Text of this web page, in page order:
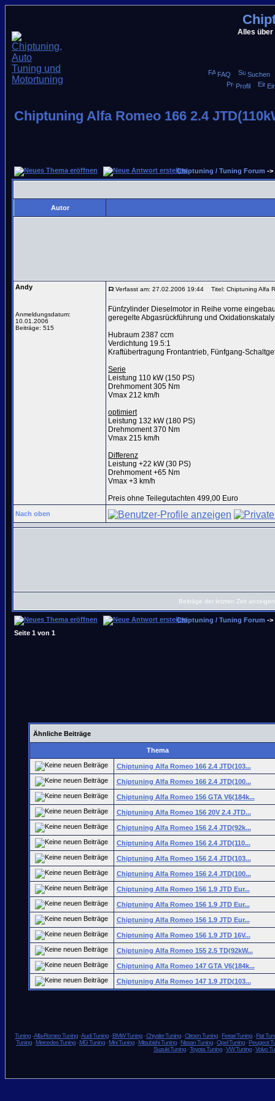
Alles über
FAQ
Suchen
Profil
Chiptuning Alfa Romeo 166 2.4
Chiptuning / Tuning Forum ->
Autor
Andy
Anmeldungsdatum:
10.01.2006
Beiträge: 515
Verfasst am: 27.02.2006 19:44 Titel: Chiptuning Alfa
Fünfzylinder Dieselmotor in Reihe vorne
geregelte Abgasrückführung und
Hubraum 2387 ccm
Verdichtung 19.5:1
Kraftübertragung Frontantrieb, Fünfgang-
Serie
Leistung 110 kW (150 PS)
Drehmoment 305 Nm
Vmax 212 km/h
optimiert
Leistung 132 kW (180 PS)
Drehmoment 370 Nm
Vmax 215 km/h
Differenz
Leistung +22 kW (30 PS)
Drehmoment +65 Nm
Vmax +3 km/h
Preis ohne Teilegutachten 499,00 Euro
Nach oben
Beiträge der letzten Zeit
Chiptuning / Tuning Forum ->
Seite 1 von 1
Ähnliche Beiträge
Thema
Chiptuning Alfa Romeo 166 2.4 JTD(103...
Chiptuning Alfa Romeo 166 2.4 JTD(100...
Chiptuning Alfa Romeo 156 GTA V6(184k...
Chiptuning Alfa Romeo 156 20V 2.4 JTD...
Chiptuning Alfa Romeo 156 2.4 JTD(92k...
Chiptuning Alfa Romeo 156 2.4 JTD(110...
Chiptuning Alfa Romeo 156 2.4 JTD(103...
Chiptuning Alfa Romeo 156 2.4 JTD(100...
Chiptuning Alfa Romeo 156 1.9 JTD Eur...
Chiptuning Alfa Romeo 156 1.9 JTD Eur...
Chiptuning Alfa Romeo 156 1.9 JTD Eur...
Chiptuning Alfa Romeo 156 1.9 JTD 16V...
Chiptuning Alfa Romeo 155 2.5 TD(92kW...
Chiptuning Alfa Romeo 147 GTA V6(184k...
Chiptuning Alfa Romeo 147 1.9 JTD(103...
Tuning-Alfa-Romeo Tuning-Audi Tuning-BMW Tuning-Chrysler Tuning-Citroen Tuning-Ferrari Tuning-Fiat
Tuning-Mercedes Tuning-MG Tuning-Mini Tuning-Mitsubishi Tuning-Nissan Tuning-Opel Tuning-Peugeot
Suzuki Tuning-Toyota Tuning-VW Tuning-Volvo